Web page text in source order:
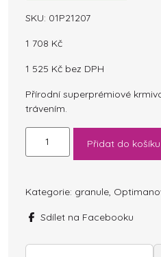
SKU: 01P21207
1 708 Kč
1 525 Kč bez DPH
Přírodní superprémiové
trávením.
Rabbit
Potato
12
Přidat do košíku
Kategorie: granule,
Sdílet na Facebooku